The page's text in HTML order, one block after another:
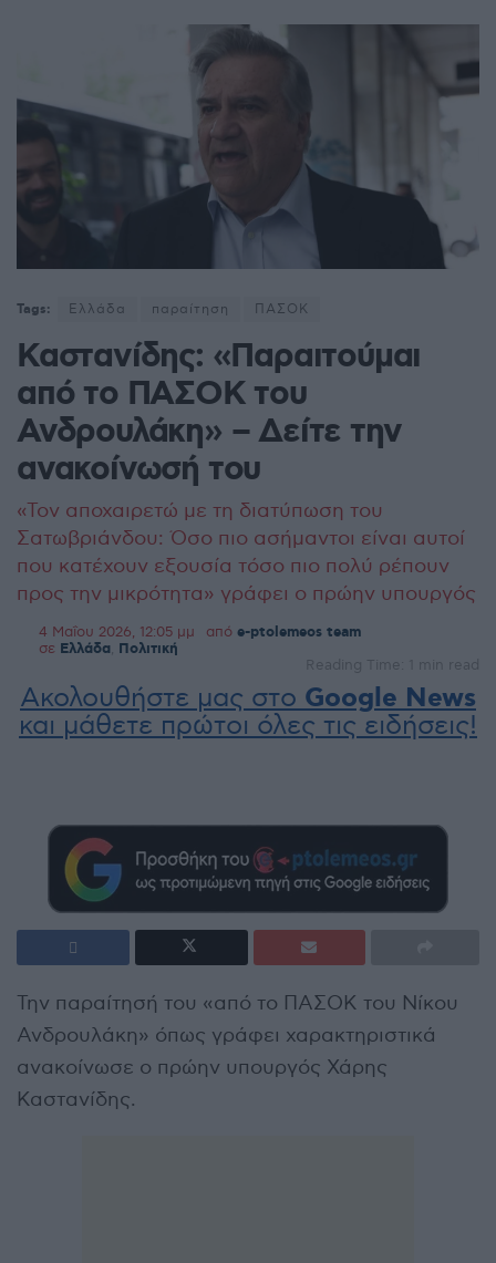
Tags: Ελλάδα παραίτηση ΠΑΣΟΚ
Καστανίδης: «Παραιτούμαι
από το ΠΑΣΟΚ του
Ανδρουλάκη» – Δείτε την
ανακοίνωσή του
«Τον αποχαιρετώ με τη διατύπωση του
Σατωβριάνδου: Όσο πιο ασήμαντοι είναι αυτοί
που κατέχουν εξουσία τόσο πιο πολύ ρέπουν
προς την μικρότητα» γράφει ο πρώην υπουργός
4 Μαΐου 2026, 12:05 μμ από e-ptolemeos team
σε Ελλάδα Πολιτική
Reading Time: 1 min read
Ακολουθήστε μας στο Google News
και μάθετε πρώτοι όλες τις ειδήσεις!
Την παραίτησή του «από το ΠΑΣΟΚ του Νίκου
Ανδρουλάκη» όπως γράφει χαρακτηριστικά
ανακοίνωσε ο πρώην υπουργός Χάρης
Καστανίδης.